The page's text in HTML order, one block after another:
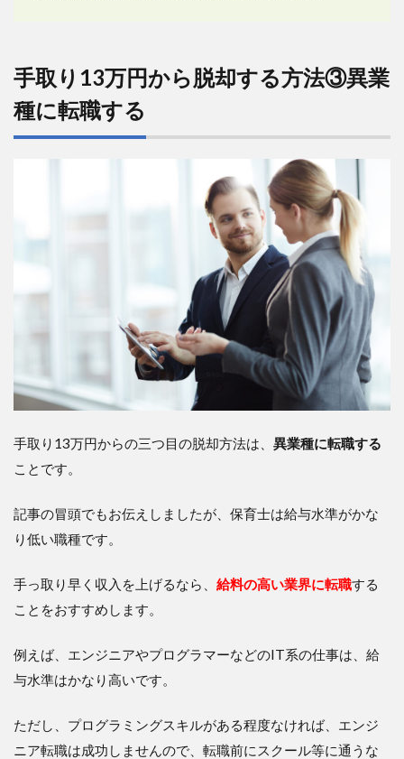
手取り13万円から脱却する方法③異業
種に転職する
手取り13万円からの三つ目の脱却方法は、 異業種に転職する
ことです。
記事の冒頭でもお伝えしましたが、保育士は給与水準がかな
り低い職種です。
手っ取り早く収入を上げるなら、 給料の高い業界に転職する
ことをおすすめします。
例えば、エンジニアやプログラマーなどのIT系の仕事は、給
与水準はかなり高いです。
ただし、プログラミングスキルがある程度なければ、エンジ
ニア転職は成功しませんので、転職前にスクール等に通うな